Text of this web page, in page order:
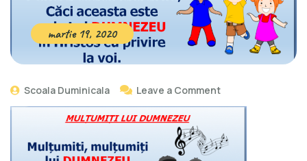
martie 19, 2020
Scoala Duminicala Leave a Comment